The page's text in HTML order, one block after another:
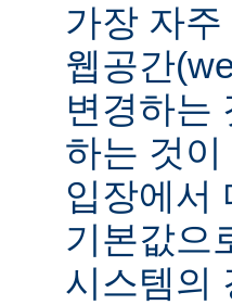
가장 자
웹공간
변경하는
하는 것
입장에서
기본값으
시스템의